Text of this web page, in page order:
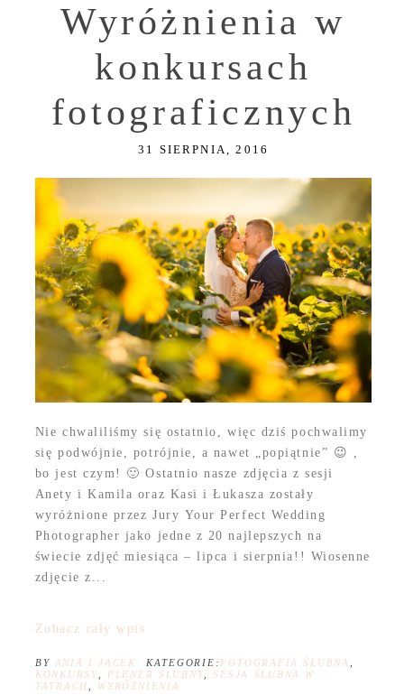
Wyróżnienia w
konkursach
fotograficznych
31 SIERPNIA, 2016
Nie chwaliliśmy się ostatnio, więc dziś pochwalimy
się podwójnie, potrójnie, a nawet „popiątnie” 😉 ,
bo jest czym! 🙂 Ostatnio nasze zdjęcia z sesji
Anety i Kamila oraz Kasi i Łukasza zostały
wyróżnione przez Jury Your Perfect Wedding
Photographer jako jedne z 20 najlepszych na
świecie zdjęć miesiąca – lipca i sierpnia!! Wiosenne
zdjęcie z...
Zobacz cały wpis
BY ANIA I JACEK KATEGORIE: FOTOGRAFIA ŚLUBNA
KONKURSY
PLENER ŚLUBNY
SESJA ŚLUBNA W
TATRACH
WYRÓŻNIENIA